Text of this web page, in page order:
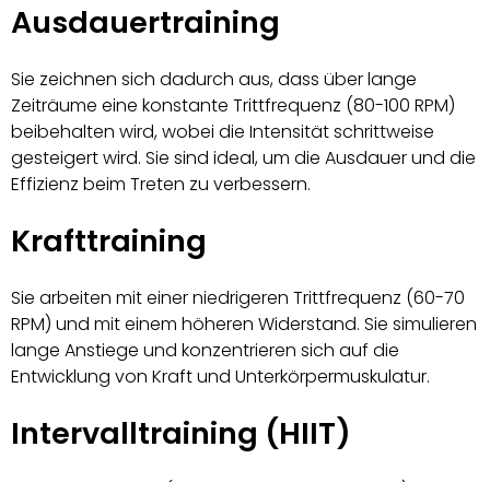
Ausdauertraining
Sie zeichnen sich dadurch aus, dass über lange
Zeiträume eine konstante Trittfrequenz (80-100 RPM)
beibehalten wird, wobei die Intensität schrittweise
gesteigert wird. Sie sind ideal, um die Ausdauer und die
Effizienz beim Treten zu verbessern.
Krafttraining
Sie arbeiten mit einer niedrigeren Trittfrequenz (60-70
RPM) und mit einem höheren Widerstand. Sie simulieren
lange Anstiege und konzentrieren sich auf die
Entwicklung von Kraft und Unterkörpermuskulatur.
Intervalltraining (HIIT)